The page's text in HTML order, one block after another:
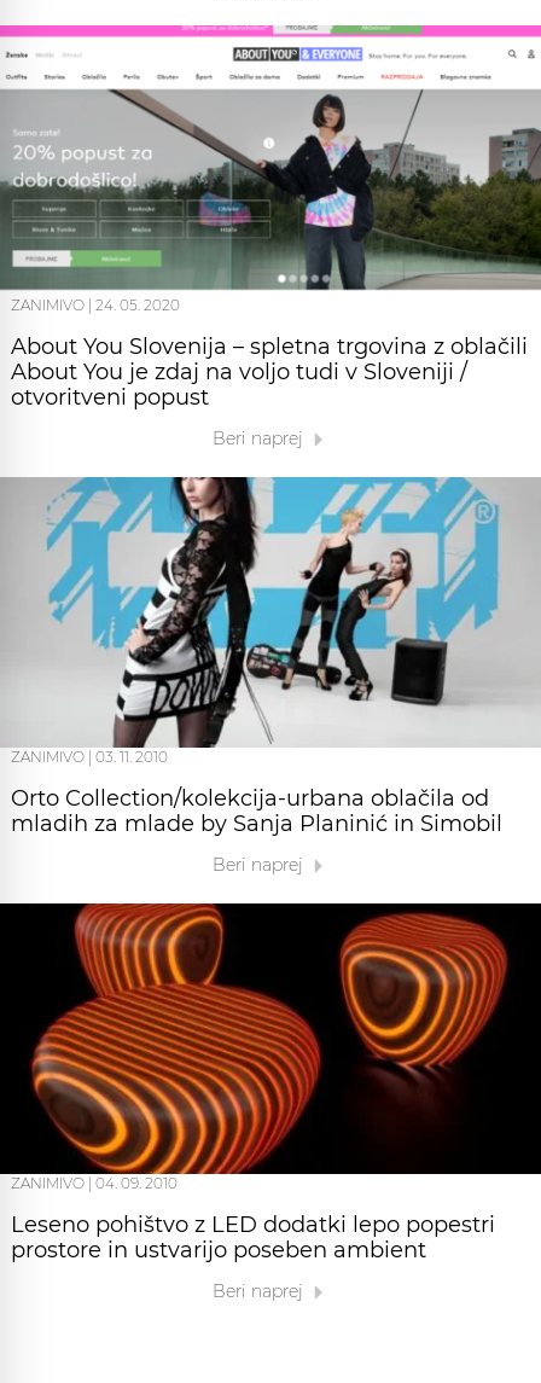
ZANIMIVO 24. 05. 2020
About You Slovenija – spletna trgovina z oblačili
About You je zdaj na voljo tudi v Sloveniji /
otvoritveni popust
Beri naprej
ZANIMIVO 03. 11. 2010
Orto Collection/kolekcija-urbana oblačila od
mladih za mlade by Sanja Planinić in Simobil
Beri naprej
ZANIMIVO 04. 09. 2010
Leseno pohištvo z LED dodatki lepo popestri
prostore in ustvarijo poseben ambient
Beri naprej